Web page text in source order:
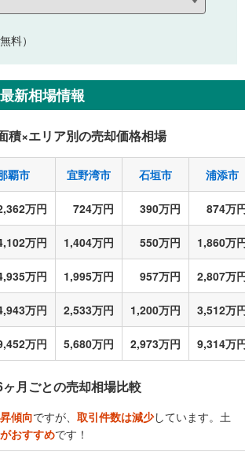
料）
新相場情報
積×エリア別の売却価格相場
覇市 宜野湾市 石垣市 浦添市
万円 724万円 390万円 874万
万円 1,404万円 550万円 1,860万
万円 1,995万円 957万円 2,807万
万円 2,533万円 1,200万円 3,512万
万円 5,680万円 2,973万円 9,314万
月ごとの売却相場比較
傾向ですが、 取引件数は減少しています。土
おすすめです！